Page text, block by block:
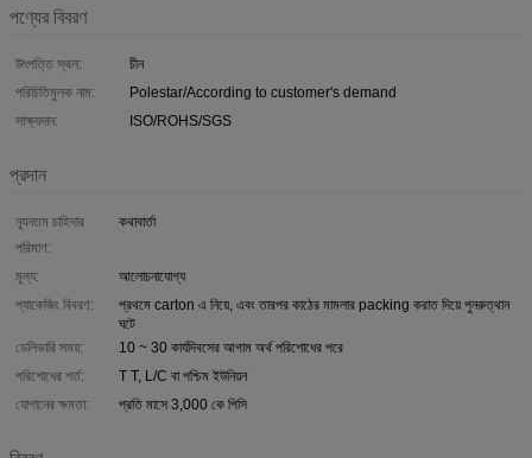
পণ্যের বিবরণ
উৎপত্তি স্থল:
চীন
পরিচিতিমুলক নাম:
Polestar/According to customer's demand
সাক্ষ্যদান:
ISO/ROHS/SGS
প্রদান
ন্যূনতম চাহিদার
পরিমাণ:
কথাবার্তা
মূল্য:
আলোচনাযোগ্য
প্যাকেজিং বিবরণ:
প্রথমে carton এ নিয়ে, এবং তারপর কাঠের মামলার packing করাত দিয়ে পুনরুত্থান
ঘটে
ডেলিভারি সময়:
10 ~ 30 কার্যদিবসের আগাম অর্থ পরিশোধের পরে
পরিশোধের শর্ত:
T T, L/C বা পশ্চিম ইউনিয়ন
যোগানের ক্ষমতা:
প্রতি মাসে 3,000 কে পিসি